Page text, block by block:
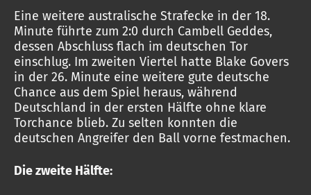
Eine weitere australische Strafecke in der 18.
Minute führte zum 2:0 durch Cambell Geddes,
dessen Abschluss flach im deutschen Tor
einschlug. Im zweiten Viertel hatte Blake Govers
in der 26. Minute eine weitere gute deutsche
Chance aus dem Spiel heraus, während
Deutschland in der ersten Hälfte ohne klare
Torchance blieb. Zu selten konnten die
deutschen Angreifer den Ball vorne festmachen.
Die zweite Hälfte: